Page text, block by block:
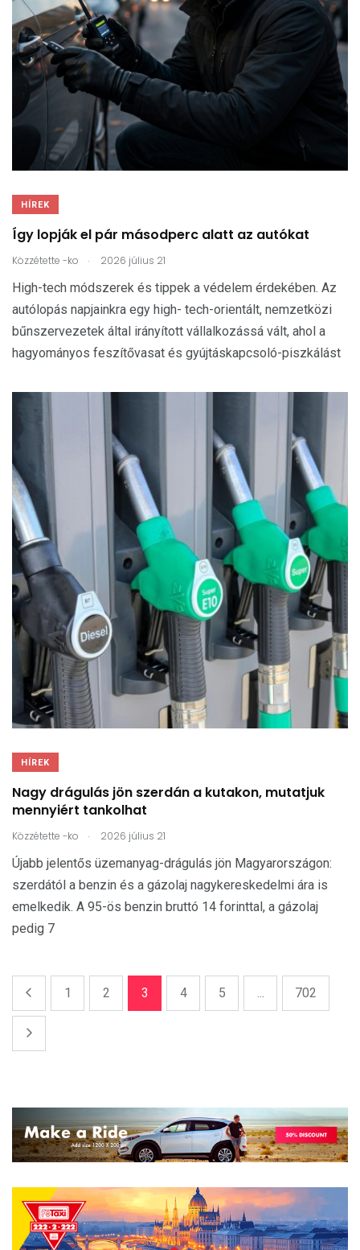
HÍREK
Így lopják el pár másodperc alatt az autókat
Közzétette -ko . 2026 július 21
High-tech módszerek és tippek a védelem érdekében. Az
autólopás napjainkra egy high- tech-orientált, nemzetközi
bűnszervezetek által irányított vállalkozássá vált, ahol a
hagyományos feszítővasat és gyújtáskapcsoló-piszkálást
HÍREK
Nagy drágulás jön szerdán a kutakon, mutatjuk
mennyiért tankolhat
Közzétette -ko . 2026 július 21
Újabb jelentős üzemanyag-drágulás jön Magyarországon:
szerdától a benzin és a gázolaj nagykereskedelmi ára is
emelkedik. A 95-ös benzin bruttó 14 forinttal, a gázolaj
pedig 7
1 2 3 4 5 ... 702